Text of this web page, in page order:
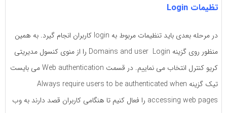
تظیمات Login
در مرحله بعدی باید تنظیمات مربوط به login کاربران انجام گیرد. به همین
منظور روی گزینه Domains and user Login را از منوی کنسول مدیریتی
کریو کنترل انتخاب می نماییم. در قسمت Web authentication می بایست
تیک گزینه Always require users to be authenticated when
accessing web pages را فعال کنیم تا هنگامی کاربران قصد دارند به وب